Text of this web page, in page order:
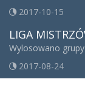
2017-10-15
LIGA
Wylosowano
2017-08-24